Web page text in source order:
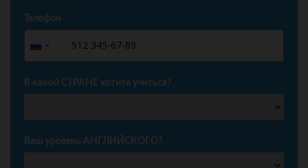
Телефон*
Russia
+7
В какой СТРАНЕ хотите учиться?*
Ваш уровень АНГЛИЙСКОГО?*